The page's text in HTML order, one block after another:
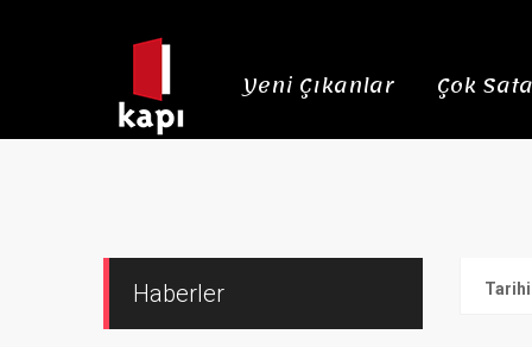
Yeni Çıkanlar Çok
Haberler